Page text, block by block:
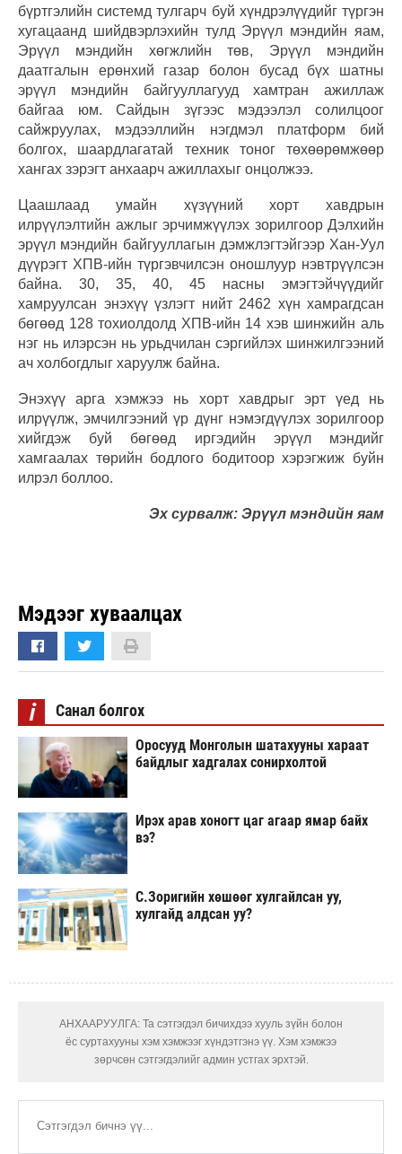
бүртгэлийн системд тулгарч буй хүндрэлүүдийг түргэн
хугацаанд шийдвэрлэхийн тулд Эрүүл мэндийн яам,
Эрүүл мэндийн хөгжлийн төв, Эрүүл мэндийн
даатгалын ерөнхий газар болон бусад бүх шатны
эрүүл мэндийн байгууллагууд хамтран ажиллаж
байгаа юм. Сайдын зүгээс мэдээлэл солилцоог
сайжруулах, мэдээллийн нэгдмэл платформ бий
болгох, шаардлагатай техник тоног төхөөрөмжөөр
хангах зэрэгт анхаарч ажиллахыг онцолжээ.
Цаашлаад умайн хүзүүний хорт хавдрын
илрүүлэлтийн ажлыг эрчимжүүлэх зорилгоор Дэлхийн
эрүүл мэндийн байгууллагын дэмжлэгтэйгээр Хан-Уул
дүүрэгт ХПВ-ийн түргэвчилсэн оношлуур нэвтрүүлсэн
байна. 30, 35, 40, 45 насны эмэгтэйчүүдийг
хамруулсан энэхүү үзлэгт нийт 2462 хүн хамрагдсан
бөгөөд 128 тохиолдолд ХПВ-ийн 14 хэв шинжийн аль
нэг нь илэрсэн нь урьдчилан сэргийлэх шинжилгээний
ач холбогдлыг харуулж байна.
Энэхүү арга хэмжээ нь хорт хавдрыг эрт үед нь
илрүүлж, эмчилгээний үр дүнг нэмэгдүүлэх зорилгоор
хийгдэж буй бөгөөд иргэдийн эрүүл мэндийг
хамгаалах төрийн бодлого бодитоор хэрэгжиж буйн
илрэл боллоо.
Эх сурвалж: Эрүүл мэндийн яам
Мэдээг хуваалцах
i Санал болгох
Оросууд Монголын шатахууны хараат
байдлыг хадгалах сонирхолтой
Ирэх арав хоногт цаг агаар ямар байх
вэ?
С.Зоригийн хөшөөг хулгайлсан уу,
хулгайд алдсан уу?
АНХААРУУЛГА: Та сэтгэгдэл бичихдээ хууль зүйн болон
ёс суртахууны хэм хэмжээг хүндэтгэнэ үү. Хэм хэмжээ
зөрчсөн сэтгэгдэлийг админ устгах эрхтэй.